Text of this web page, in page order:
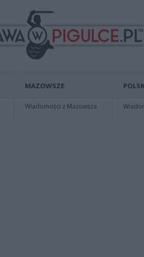
MAZOWSZE
Wiadomości z Mazowsza